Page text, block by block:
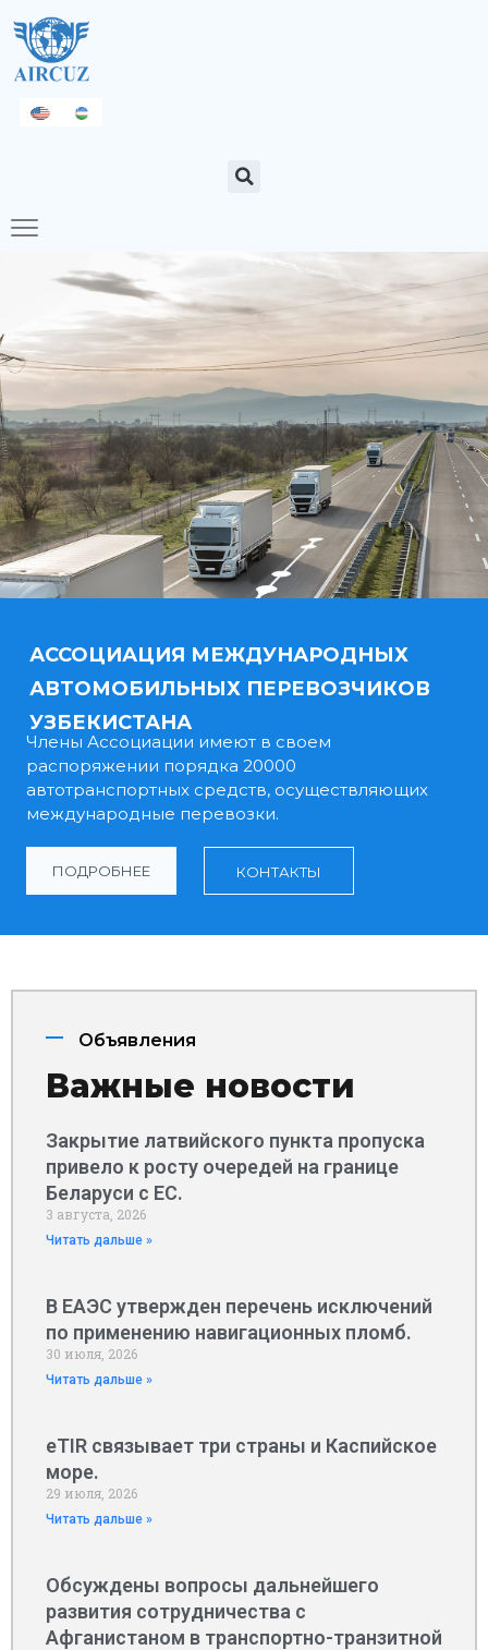
КОНТАКТЫ
АССОЦИАЦИЯ МЕЖДУНАРОДНЫХ
АВТОМОБИЛЬНЫХ ПЕРЕВОЗЧИКОВ
УЗБЕКИСТАНА
Члены Ассоциации имеют в своем
распоряжении порядка 20000
автотранспортных средств, осуществляющих
международные перевозки.
ПОДРОБНЕЕ
Объявления
Важные новости
Закрытие латвийского пункта пропуска
привело к росту очередей на границе
Беларуси с ЕС.
3 августа, 2026
Читать дальше »
В ЕАЭС утвержден перечень исключений
по применению навигационных пломб.
30 июля, 2026
Читать дальше »
eTIR связывает три страны и Каспийское
море.
29 июля, 2026
Читать дальше »
Обсуждены вопросы дальнейшего
развития сотрудничества с
Афганистаном в транспортно-транзитной